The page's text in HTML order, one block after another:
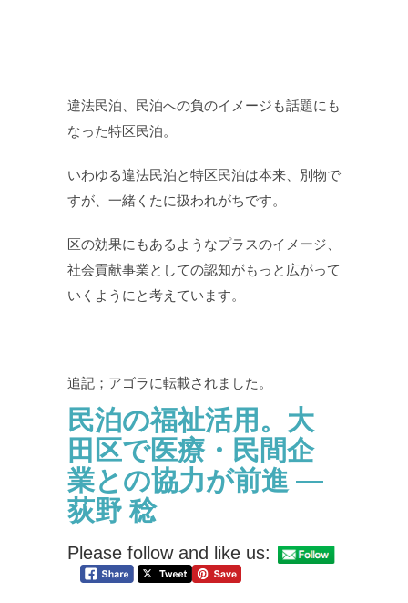
違法民泊、民泊への負のイメージも話題にも
なった特区民泊。
いわゆる違法民泊と特区民泊は本来、別物で
すが、一緒くたに扱われがちです。
区の効果にもあるようなプラスのイメージ、
社会貢献事業としての認知がもっと広がって
いくようにと考えています。
追記；アゴラに転載されました。
民泊の福祉活用。大
田区で医療・民間企
業との協力が前進 —
荻野 稔
Please follow and like us: